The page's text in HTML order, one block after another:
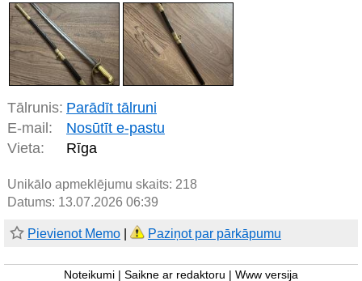
Tālrunis: Parādīt tālruni
E-mail:
Nosūtīt e-pastu
Vieta:
Rīga
Unikālo apmeklējumu skaits: 218
Datums: 13.07.2026 06:39
Pievienot Memo Paziņot par pārkāpumu
Noteikumi Saikne ar redaktoru Www versija